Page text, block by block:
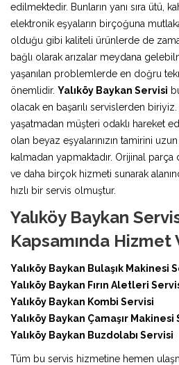
edilmektedir. Bunların yanı sıra ütü,
elektronik eşyaların birçoğuna
olduğu gibi kaliteli ürünlerde de
bağlı olarak arızalar meydana
yaşanılan problemlerde en doğru
önemlidir. Yalıköy Baykan Servisi
olacak en başarılı servislerden biriyiz.
yaşatmadan müşteri odaklı hareket
olan beyaz eşyalarınızın tamirini
kalmadan yapmaktadır. Orijinal parça
ve daha birçok hizmeti sunarak
hızlı bir servis olmuştur.
Yalıköy Baykan
Kapsamında
Yalıköy Baykan Bulaşık Makinesi
Yalıköy Baykan Fırın Aletleri
Yalıköy Baykan Kombi Servisi
Yalıköy Baykan Çamaşır Makinesi
Yalıköy Baykan Buzdolabı Servisi
Tüm bu servis hizmetine hemen